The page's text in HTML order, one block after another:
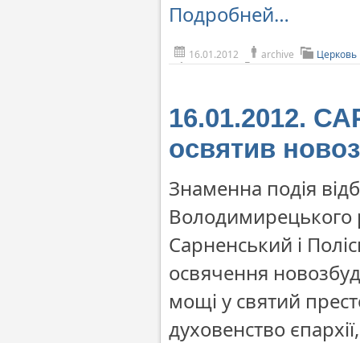
Подробней…
16.01.2012 archive
16.01.2012.
освятив
Знаменна подія
Володимирецького
Сарненський і
освячення
мощі у святий
духовенство